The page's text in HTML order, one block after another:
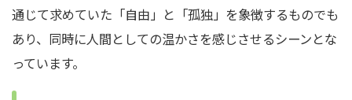
通じて求めていた「自由」と「孤独」を象徴するものでも
あり、同時に人間としての温かさを感じさせるシーンとな
っています。